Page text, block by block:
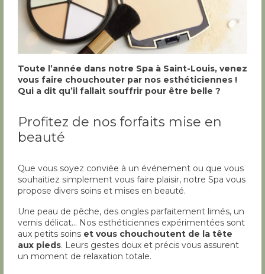
Toute l’année dans notre Spa à Saint-Louis, venez
vous faire chouchouter par nos esthéticiennes !
Qui a dit qu’il fallait souffrir pour être belle ?
Profitez de nos forfaits mise en
beauté
Que vous soyez conviée à un événement ou que vous
souhaitiez simplement vous faire plaisir, notre Spa vous
propose divers soins et mises en beauté.
Une peau de pêche, des ongles parfaitement limés, un
vernis délicat… Nos esthéticiennes expérimentées sont
aux petits soins et vous chouchoutent de la tête
aux pieds. Leurs gestes doux et précis vous assurent
un moment de relaxation totale.